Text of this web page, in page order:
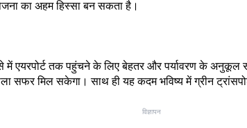
का अहम हिस्सा बन सकता है।
में एयरपोर्ट तक पहुंचने के लिए बेहतर और पर्यावरण के
मिल सकेगा। साथ ही यह कदम भविष्य में ग्रीन
विज्ञापन